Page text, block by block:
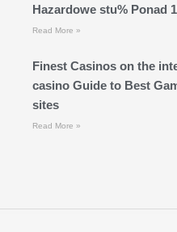
Hazardowe stu% Ponad
Read More »
Finest Casinos on the
casino Guide to Best
sites
Read More »